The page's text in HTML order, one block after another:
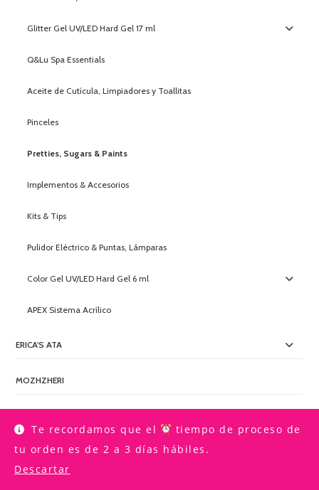
Te recordamos que el
tiempo de proceso de
tu orden es de 2 a 3 días hábiles.
Descartar
Glitter Gel UV/LED Hard Gel 17 ml
Q&Lu Spa Essentials
Aceite de Cutícula, Limpiadores y Toallitas
Pinceles
Pretties, Sugars & Paints
Implementos & Accesorios
Kits & Tips
Pulidor Eléctrico & Puntas, Lámparas
Color Gel UV/LED Hard Gel 6 ml
APEX Sistema Acrílico
ERICA'S ATA
MOZHZHERI
QUEENV NAIL SPA